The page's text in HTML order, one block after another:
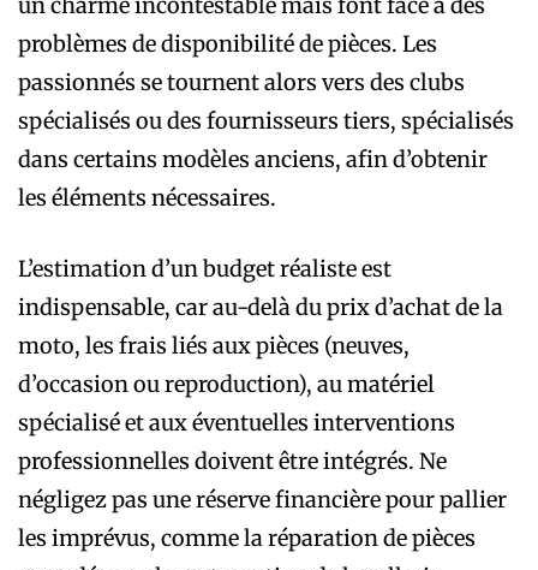
problèmes de disponibilité de pièces. Les
passionnés se tournent alors vers des clubs
spécialisés ou des fournisseurs tiers, spécialisés
dans certains modèles anciens, afin d’obtenir
les éléments nécessaires.
L’estimation d’un budget réaliste est
indispensable, car au-delà du prix d’achat de la
moto, les frais liés aux pièces (neuves,
d’occasion ou reproduction), au matériel
spécialisé et aux éventuelles interventions
professionnelles doivent être intégrés. Ne
négligez pas une réserve financière pour pallier
les imprévus, comme la réparation de pièces